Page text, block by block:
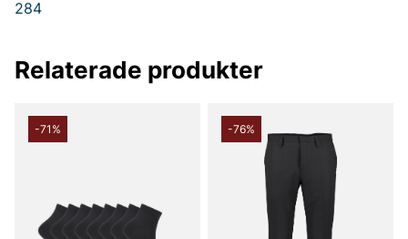
284
Relaterade produkter
-71% -76%